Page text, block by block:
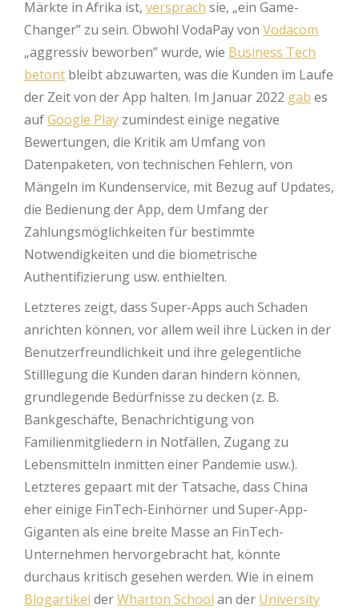
Märkte in Afrika ist, versprach sie, „ein Game-
Changer” zu sein. Obwohl VodaPay von Vodacom
„aggressiv beworben” wurde, wie Business Tech
betont bleibt abzuwarten, was die Kunden im Laufe
der Zeit von der App halten. Im Januar 2022 gab es
aufGoogle Play zumindest einige negative
Bewertungen, die Kritik am Umfang von
Datenpaketen, von technischen Fehlern, von
Mängeln im Kundenservice, mit Bezug auf Updates,
die Bedienung der App, dem Umfang der
Zahlungsmöglichkeiten für bestimmte
Notwendigkeiten und die biometrische
Authentifizierung usw. enthielten.
Letzteres zeigt, dass Super-Apps auch Schaden
anrichten können, vor allem weil ihre Lücken in der
Benutzerfreundlichkeit und ihre gelegentliche
Stilllegung die Kunden daran hindern können,
grundlegende Bedürfnisse zu decken (z. B.
Bankgeschäfte, Benachrichtigung von
Familienmitgliedern in Notfällen, Zugang zu
Lebensmitteln inmitten einer Pandemie usw.).
Letzteres gepaart mit der Tatsache, dass China
eher einige FinTech-Einhörner und Super-App-
Giganten als eine breite Masse an FinTech-
Unternehmen hervorgebracht hat, könnte
durchaus kritisch gesehen werden. Wie in einem
Blogartikel derWharton School an der University